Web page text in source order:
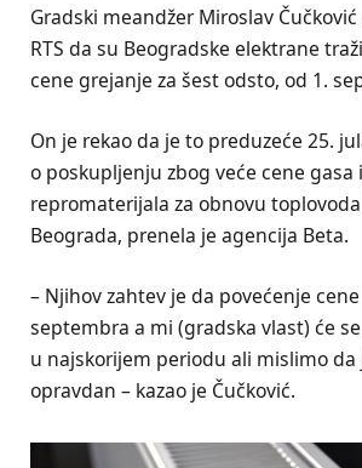
Gradski meandžer Miroslav
RTS da su Beogradske elektrane
cene grejanje za šest odsto, od 1.
On je rekao da je to preduzeće 25.
o poskupljenju zbog veće cene gasa
repromaterijala za obnovu
Beograda, prenela je agencija Beta.
– Njihov zahtev je da povećenje
septembra a mi (gradska vlast) će
u najskorijem periodu ali mislimo da
opravdan – kazao je Čučković.